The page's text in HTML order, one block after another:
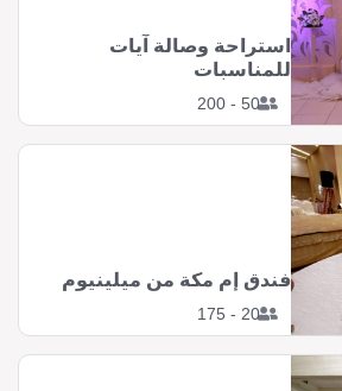
50 - 200
استراحة وصالة آيات
للمناسبات
20 - 175
فندق إم مكة من ميلينيوم